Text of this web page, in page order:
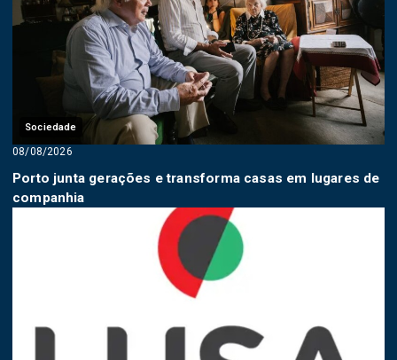
Sociedade
08/08/2026
Porto junta gerações e transforma casas em lugares de
companhia